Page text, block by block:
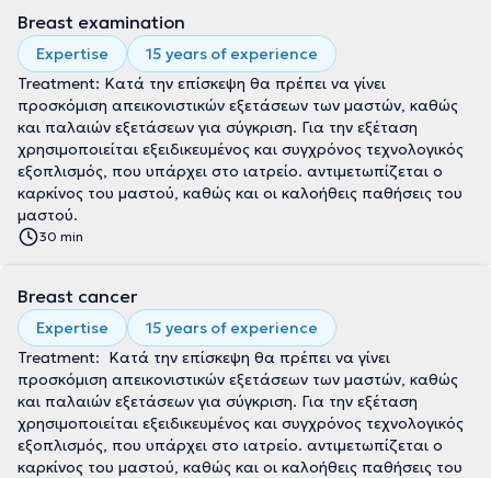
Breast examination
Expertise
15 years of experience
Treatment: Κατά την επίσκεψη θα πρέπει να γίνει
προσκόμιση απεικονιστικών εξετάσεων των μαστών, καθώς
και παλαιών εξετάσεων για σύγκριση. Για την εξέταση
χρησιμοποιείται εξειδικευμένος και συγχρόνος τεχνολογικός
εξοπλισμός, που υπάρχει στο ιατρείο. αντιμετωπίζεται ο
καρκίνος του μαστού, καθώς και οι καλοήθεις παθήσεις του
μαστού.
30 min
Breast cancer
Expertise
15 years of experience
Treatment: Κατά την επίσκεψη θα πρέπει να γίνει
προσκόμιση απεικονιστικών εξετάσεων των μαστών, καθώς
και παλαιών εξετάσεων για σύγκριση. Για την εξέταση
χρησιμοποιείται εξειδικευμένος και συγχρόνος τεχνολογικός
εξοπλισμός, που υπάρχει στο ιατρείο. αντιμετωπίζεται ο
καρκίνος του μαστού, καθώς και οι καλοήθεις παθήσεις του